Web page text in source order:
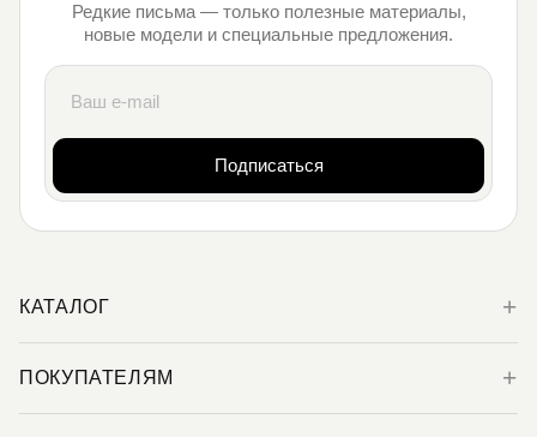
Редкие письма — только полезные материалы,
новые модели и специальные предложения.
Подписаться
КАТАЛОГ
ПОКУПАТЕЛЯМ